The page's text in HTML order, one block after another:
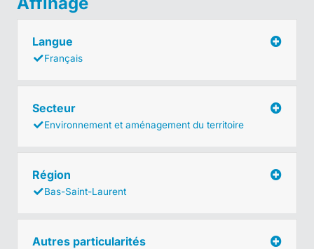
Langue
Français
Secteur
Environnement et aménagement du territoire
Région
Bas-Saint-Laurent
Autres particularités